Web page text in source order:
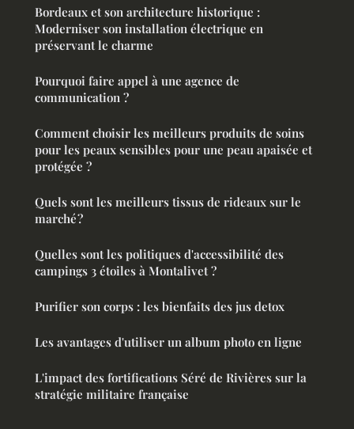
Bordeaux et son architecture historique :
Moderniser son installation électrique en
préservant le charme
Pourquoi faire appel à une agence de
communication ?
Comment choisir les meilleurs produits de soins
pour les peaux sensibles pour une peau apaisée et
protégée ?
Quels sont les meilleurs tissus de rideaux sur le
marché ?
Quelles sont les politiques d'accessibilité des
campings 3 étoiles à Montalivet ?
Purifier son corps : les bienfaits des jus detox
Les avantages d'utiliser un album photo en ligne
L'impact des fortifications Séré de Rivières sur la
stratégie militaire française